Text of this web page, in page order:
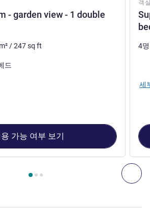
다
Executive Room - garden view - 1
- garden view - 1 double
m²/247sq ft
드
가능 여부 보기
객
4
세